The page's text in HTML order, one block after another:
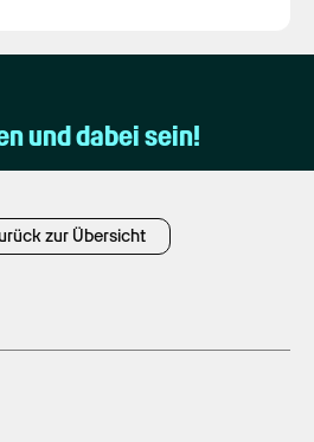
und dabei sein!
zur Übersicht